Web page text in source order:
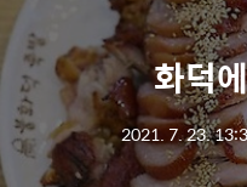
화덕
2021. 7. 23.